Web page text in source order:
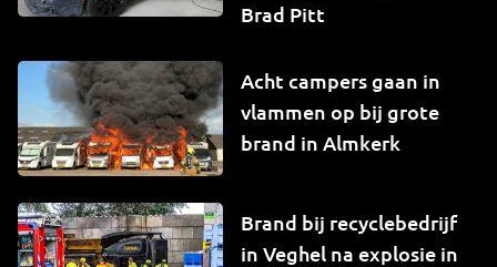
Brad Pitt
Acht campers gaan in
vlammen op bij grote
brand in Almkerk
Brand bij recyclebedrijf
in Veghel na explosie in